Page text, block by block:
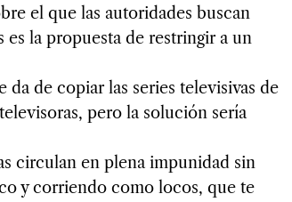
el que las autoridades buscan
la propuesta de restringir a un
da de copiar las series televisivas de
pero la solución sería
circulan en plena impunidad sin
y corriendo como locos, que te